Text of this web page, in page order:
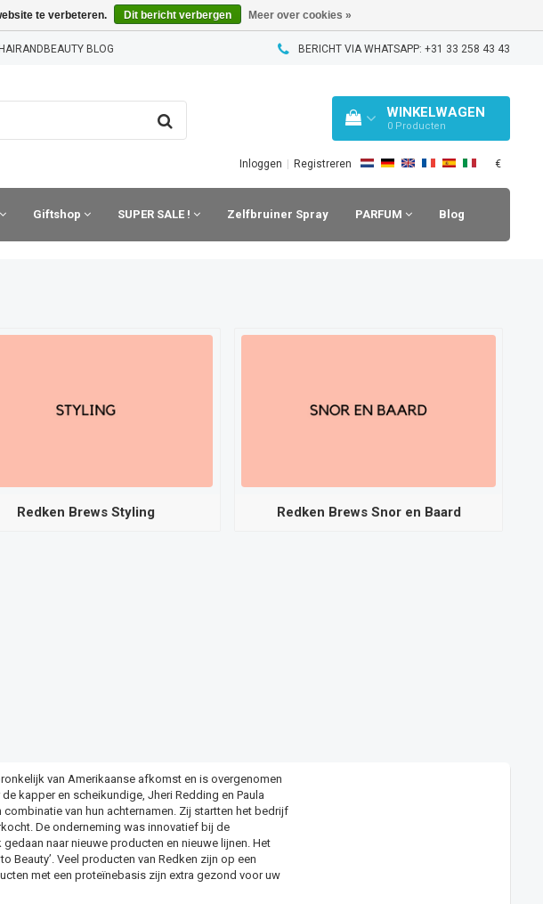
HAIRANDBEAUTY BLOG BERICHT VIA WHATSAPP: +31 33 258 43 43
WINKELWAGEN
0 Producten
Inloggen Registreren €
Giftshop SUPER SALE ! Zelfbruiner Spray PARFUM Blog
Redken Brews Styling Redken Brews Snor en Baard
van Amerikaanse afkomst en is overgenomen
kapper en scheikundige, Jheri Redding en Paula
van hun achternamen. Zij startten het bedrijf
De onderneming was innovatief bij de
naar nieuwe producten en nieuwe lijnen. Het
Beauty’. Veel producten van Redken zijn op een
met een proteïnebasis zijn extra gezond voor uw
te verbeteren. Dit bericht verbergen Meer over cookies »